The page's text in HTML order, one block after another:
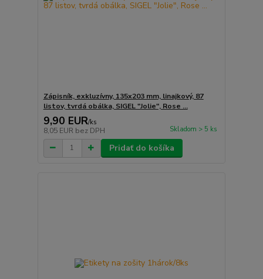
Zápisník, exkluzívny, 135x203 mm, linajkový, 87
listov, tvrdá obálka, SIGEL "Jolie", Rose ...
9,90 EUR/ks
8,05 EUR bez DPH Skladom > 5 ks
Pridať do košíka